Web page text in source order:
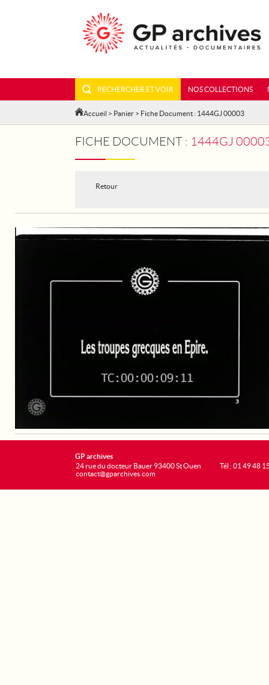
RECHERCHER ET VOIR NOS COLLECTIONS
Accueil > Panier > Fiche Document : 1444GJ 00003
FICHE DOCUMENT : 1444GJ 00003
Retour
GP archives
24 rue du docteur Bauer 93400 St Ouen
contact@gparchives.com
Tél : 01 49 48